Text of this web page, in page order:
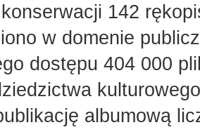
142
w domenie
dostępu 404 000
kulturowego
albumową